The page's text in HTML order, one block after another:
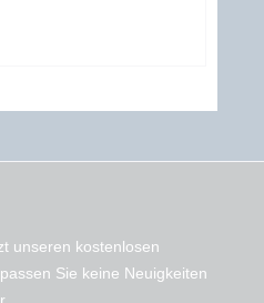
unseren kostenlosen
Sie keine Neuigkeiten